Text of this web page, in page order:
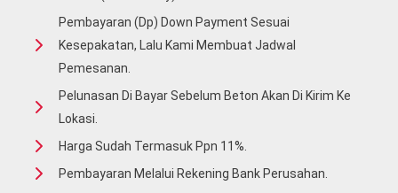
Pembayaran (Dp) Down Payment Sesuai
Kesepakatan, Lalu Kami Membuat Jadwal
Pemesanan.
Pelunasan Di Bayar Sebelum Beton Akan Di Kirim Ke
Lokasi.
Harga Sudah Termasuk Ppn 11%.
Pembayaran Melalui Rekening Bank Perusahan.